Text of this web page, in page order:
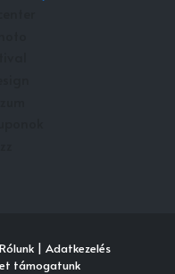
Rólunk | Adatkezelés
támogatunk